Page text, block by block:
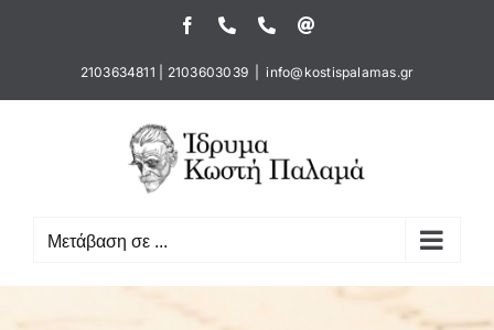
περιεχόμενο
FacebookΤηλέφωνοΤηλέφωνο
2103634811 2103603039 info@kostispalamas.gr
Μετάβαση σε ...